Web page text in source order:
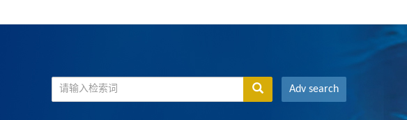
Adv search